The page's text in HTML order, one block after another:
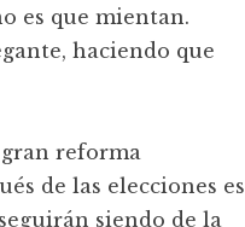
es que mientan.
haciendo que
gran reforma
de las elecciones es
siendo de la